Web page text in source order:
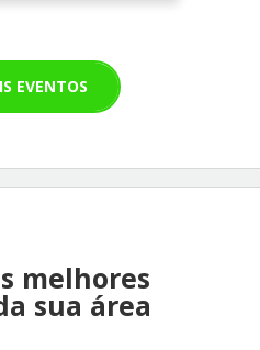
EVENTOS
melhores
sua área